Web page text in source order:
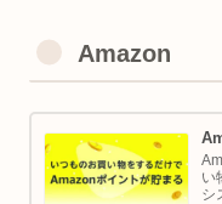
Amazon
い
シ